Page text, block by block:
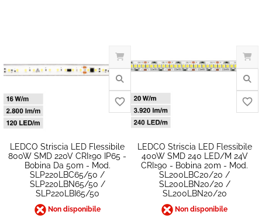
favorite_border
LEDCO Striscia LED Flessibile
800W SMD 220V CRI≥90 IP65 -
Bobina Da 50m - Mod.
SLP220LBC65/50 /
SLP220LBN65/50 /
SLP220LBI65/50
Non disponibile
LEDCO Striscia LED Flessibile
400W SMD 240 LED/m 24V
CRI≥90 - Bobina 20m - Mod.
SL200LBC20/20 /
SL200LBN20/20 /
SL200LBN20/20
Non disponibile